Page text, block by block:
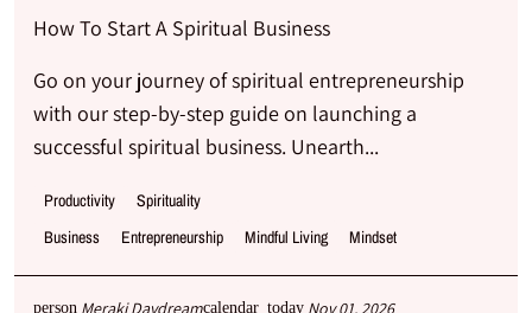
How To Start A Spiritual Business
Go on your journey of spiritual entrepreneurship
with our step-by-step guide on launching a
successful spiritual business. Unearth...
Business Entrepreneurship Mindful Living Mindset
Productivity Spirituality
person Meraki Daydreamcalendar_today Nov 01, 2026